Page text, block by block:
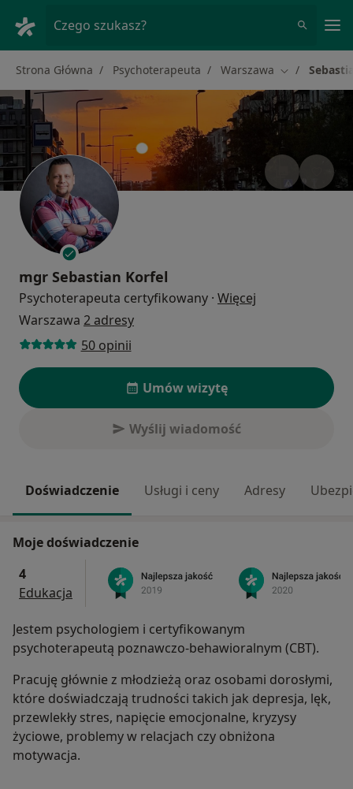
Czego szukasz?
Strona Główna Psychoterapeuta Warszawa Zmień miasto
mgr Sebastian Korfel
Psychoterapeuta certyfikowany · Więcej
Warszawa 2 adresy
50 opinii
Umów wizytę
Wyślij wiadomość
Doświadczenie Usługi i ceny Adresy
Moje doświadczenie
4
Edukacja
Jestem psychologiem i certyfikowanym
psychoterapeutą poznawczo-behawioralnym (CBT).
Pracuję głównie z młodzieżą oraz osobami dorosłymi,
które doświadczają trudności takich jak depresja, lęk,
przewlekły stres, napięcie emocjonalne, kryzysy
życiowe, problemy w relacjach czy obniżona
motywacja.